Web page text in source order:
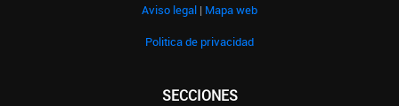
Aviso legal | Mapa web
Politica de privacidad
SECCIONES